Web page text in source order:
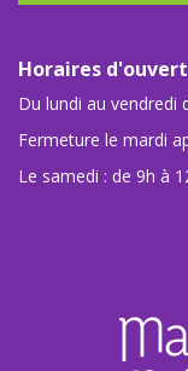
Horaires
Du lundi au vendredi
Fermeture le mardi
Le samedi : de 9h à